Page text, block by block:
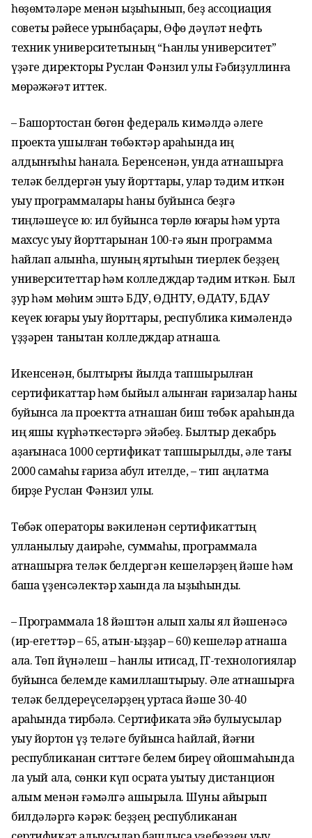
һөҙөмтәләре менән ҡыҙыҡһынып, беҙ ассоциация
советы рәйесе урынбаҫары, Өфө дәүләт нефть
техник университетының “Һанлы университет”
үҙәге директоры Руслан Фәнзил улы Ғәбиҙуллинға
мөрәжәғәт иттек.
– Башҡортостан бөгөн федераль кимәлдә әлеге
проектҡа ҡушылған төбәктәр араһында иң
алдынғыһы һанала. Беренсенән, унда ҡатнашырға
теләк белдергән уҡыу йорттары, улар тәҡдим иткән
уҡыу программалары һаны буйынса беҙгә
тиңләшеүсе юҡ: ил буйынса төрлө юғары һәм урта
махсус уҡыу йорттарынан 100-гә яҡын программа
һайлап алынһа, шуның яртыһын тиерлек беҙҙең
университеттар һәм колледждар тәҡдим иткән. Был
ҙур һәм мөһим эштә БДУ, ӨДНТУ, ӨДАТУ, БДАУ
кеүек юғары уҡыу йорттары, республика кимәлендә
үҙҙәрен танытҡан колледждар ҡатнаша.
Икенсенән, былтырғы йылда тапшырылған
сертификаттар һәм быйыл алынған ғаризалар һаны
буйынса ла проектта ҡатнашҡан биш төбәк араһында
иң яҡшы күрһәткестәргә эйәбеҙ. Былтыр декабрь
аҙағынаса 1000 сертификат тапшырылды, әле тағы
2000 самаһы ғариза ҡабул ителде, – тип аңлатма
бирҙе Руслан Фәнзил улы.
Төбәк операторы вәкиленән сертификаттың
ҡулланылыу даирәһе, суммаһы, программала
ҡатнашырға теләк белдергән кешеләрҙең йәше һәм
башҡа үҙенсәлектәр хаҡында ла ҡыҙыҡһындыҡ.
– Программала 18 йәштән алып хаҡлы ял йәшенәсә
(ир-егеттәр – 65, ҡатын-ҡыҙҙар – 60) кешеләр ҡатнаша
ала. Төп йүнәлеш – һанлы иҡтисад, IT-технологиялар
буйынса белемде камиллаштырыу. Әле ҡатнашырға
теләк белдереүселәрҙең уртаса йәше 30-40
араһында тирбәлә. Сертификатҡа эйә булыусылар
уҡыу йортон үҙ теләге буйынса һайлай, йәғни
республиканан ситтәге белем биреү ойошмаһында
ла уҡый ала, сөнки күп осраҡта уҡытыу дистанцион
алым менән ғәмәлгә ашырыла. Шуны айырып
билдәләргә кәрәк: беҙҙең республиканан